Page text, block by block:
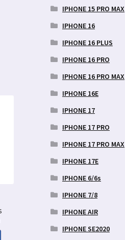
IPHONE 15 PRO MAX
IPHONE 16
IPHONE 16 PLUS
IPHONE 16 PRO
IPHONE 16 PRO MAX
IPHONE 16E
IPHONE 17
IPHONE 17 PRO
IPHONE 17 PRO MAX
IPHONE 17E
IPHONE 6/6s
IPHONE 7/8
IPHONE AIR
IPHONE SE2020